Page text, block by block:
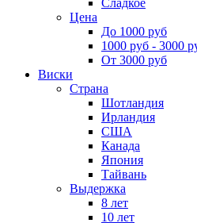
Цена
До 1000 руб
1000 руб - 3000
От 3000 руб
Виски
Страна
Шотландия
Ирландия
США
Канада
Япония
Тайвань
Выдержка
8 лет
10 лет